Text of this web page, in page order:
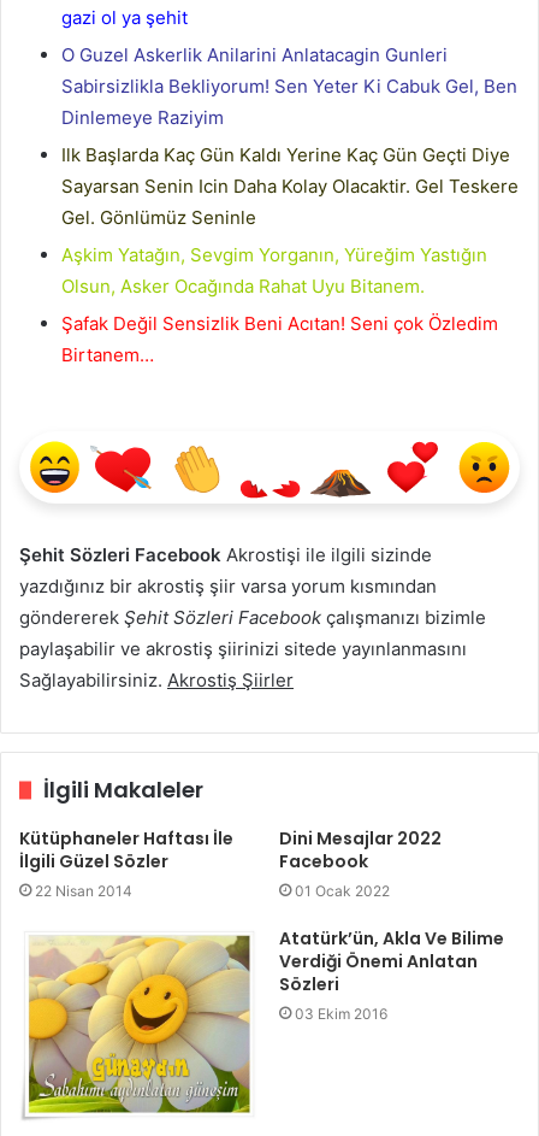
gazi ol ya şehit
O Guzel Askerlik Anilarini Anlatacagin Gunleri
Sabirsizlikla Bekliyorum! Sen Yeter Ki Cabuk Gel, Ben
Dinlemeye Raziyim
Ilk Başlarda Kaç Gün Kaldı Yerine Kaç Gün Geçti Diye
Sayarsan Senin Icin Daha Kolay Olacaktir. Gel Teskere
Gel. Gönlümüz Seninle
Aşkim Yatağın, Sevgim Yorganın, Yüreğim Yastığın
Olsun, Asker Ocağında Rahat Uyu Bitanem.
Şafak Değil Sensizlik Beni Acıtan! Seni çok Özledim
Birtanem…
Şehit Sözleri Facebook Akrostişi ile ilgili sizinde
yazdığınız bir akrostiş şiir varsa yorum kısmından
göndererek Şehit Sözleri Facebook çalışmanızı bizimle
paylaşabilir ve akrostiş şiirinizi sitede yayınlanmasını
Sağlayabilirsiniz. Akrostiş Şiirler
İlgili Makaleler
Kütüphaneler Haftası İle
İlgili Güzel Sözler
22 Nisan 2014
Dini Mesajlar 2022
Facebook
01 Ocak 2022
Atatürk’ün, Akla Ve Bilime
Verdiği Önemi Anlatan
Sözleri
03 Ekim 2016